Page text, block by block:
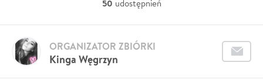
50 udostępnień
Kinga Węgrzyn
ORGANIZATOR ZBIÓRKI